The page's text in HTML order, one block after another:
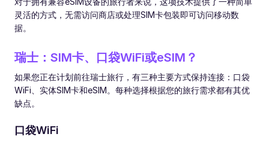
灵活的方式，无需访问商店或处理SIM卡包装即可访问移动数
据。
瑞士：SIM卡、口袋WiFi或eSIM？
如果您正在计划前往瑞士旅行，有三种主要方式保持连接：口袋
WiFi、实体SIM卡和eSIM。每种选择根据您的旅行需求都有其优
缺点。
口袋WiFi